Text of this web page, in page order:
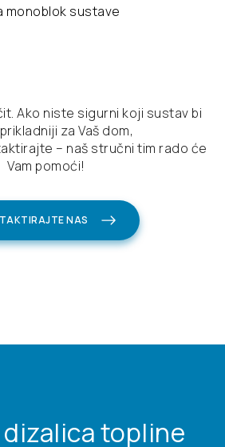
monoblok sustave
Ako niste sigurni koji sustav bi
za Vaš dom,
– naš stručni tim rado će
Vam pomoći!
NAS
dizalica topline